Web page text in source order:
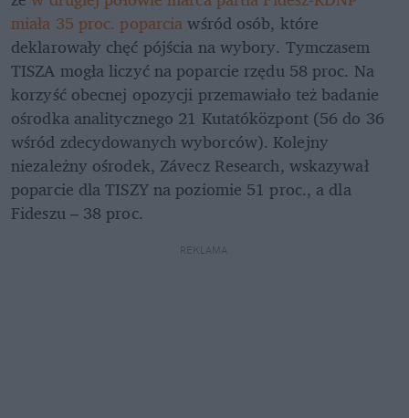
miała 35 proc. poparcia wśród osób, które
deklarowały chęć pójścia na wybory. Tymczasem
TISZA mogła liczyć na poparcie rzędu 58 proc. Na
korzyść obecnej opozycji przemawiało też badanie
ośrodka analitycznego 21 Kutatóközpont (56 do 36
wśród zdecydowanych wyborców). Kolejny
niezależny ośrodek, Závecz Research, wskazywał
poparcie dla TISZY na poziomie 51 proc., a dla
Fideszu – 38 proc.
REKLAMA